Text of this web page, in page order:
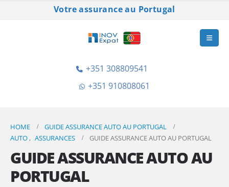
Votre assurance au Portugal
+351 308809541
+351 910808061
HOME
GUIDE ASSURANCE AUTO AU PORTUGAL
AUTO , ASSURANCES GUIDE ASSURANCE AUTO AU PORTUGAL
GUIDE ASSURANCE AUTO AU
PORTUGAL